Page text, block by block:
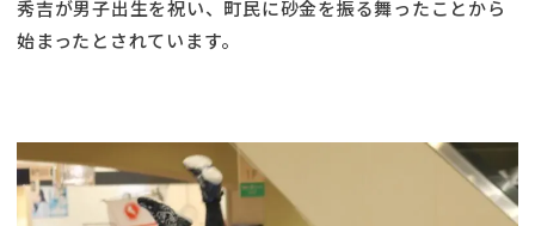
秀吉が男子出生を祝い、町民に砂金を振る舞ったことから
始まったとされています。